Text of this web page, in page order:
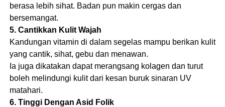
berasa lebih sihat. Badan pun makin cergas dan
bersemangat.
5. Cantikkan Kulit Wajah
Kandungan vitamin di dalam segelas mampu berikan kulit
yang cantik, sihat, gebu dan menawan.
Ia juga dikatakan dapat merangsang kolagen dan turut
boleh melindungi kulit dari kesan buruk sinaran UV
matahari.
6. Tinggi Dengan Asid Folik